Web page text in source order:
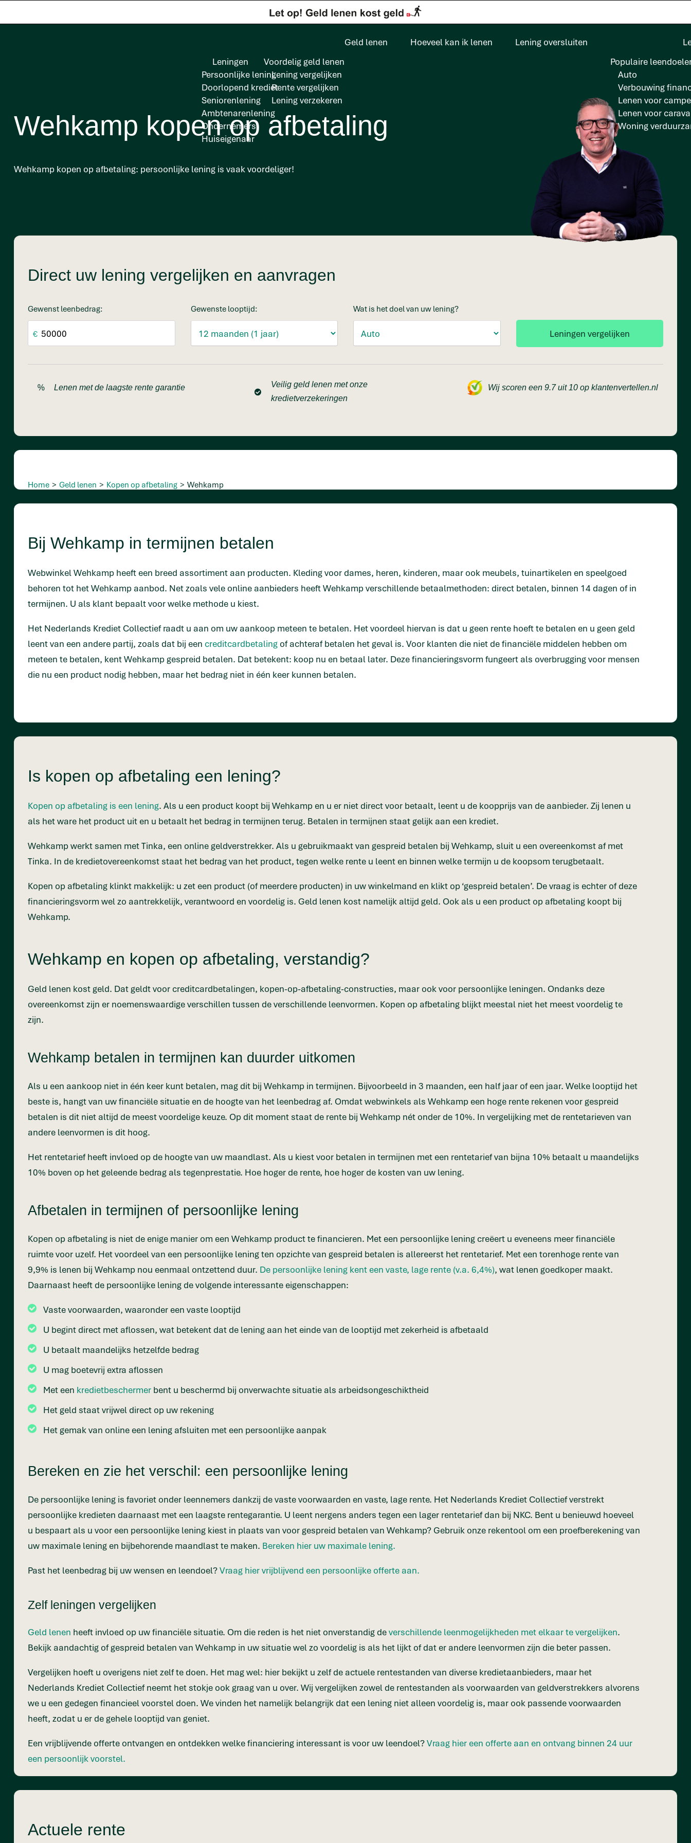
Geld lenen
Leningen
Persoonlijke lening
Doorlopend krediet
Seniorenlening
Ambtenarenlening
Ondernemers
Huiseigenaar
Voordelig geld lenen
Lening vergelijken
Rente vergelijken
Lening verzekeren
Hoeveel kan ik lenen Lening oversluiten
Populaire
Auto
Verbouwing
Lenen voor
Lenen voor
Woning
Wehkamp kopen op afbetaling
Wehkamp kopen op afbetaling: persoonlijke lening is vaak voordeliger!
Direct uw lening vergelijken en aanvragen
Gewenst leenbedrag:
€
Gewenste looptijd: Wat is het doel van uw lening?
Lenen met de laagste rente garantie
Veilig geld lenen met onze
kredietverzekeringen
Wij scoren een 9.7 uit 10 op klantenvertellen.nl
Home > Geld lenen > Kopen op afbetaling > Wehkamp
Bij Wehkamp in termijnen betalen
Webwinkel Wehkamp heeft een breed assortiment aan producten. Kleding voor dames, heren, kinderen, maar ook meubels, tuinartikelen en speelgoed
behoren tot het Wehkamp aanbod. Net zoals vele online aanbieders heeft Wehkamp verschillende betaalmethoden: direct betalen, binnen 14 dagen of in
termijnen. U als klant bepaalt voor welke methode u kiest.
Het Nederlands Krediet Collectief raadt u aan om uw aankoop meteen te betalen. Het voordeel hiervan is dat u geen rente hoeft te betalen en u geen geld
leent van een andere partij, zoals dat bij een creditcardbetaling of achteraf betalen het geval is. Voor klanten die niet de financiële middelen hebben om
meteen te betalen, kent Wehkamp gespreid betalen. Dat betekent: koop nu en betaal later. Deze financieringsvorm fungeert als overbrugging voor mensen
die nu een product nodig hebben, maar het bedrag niet in één keer kunnen betalen.
Is kopen op afbetaling een lening?
Kopen op afbetaling is een lening. Als u een product koopt bij Wehkamp en u er niet direct voor betaalt, leent u de koopprijs van de aanbieder. Zij lenen u
als het ware het product uit en u betaalt het bedrag in termijnen terug. Betalen in termijnen staat gelijk aan een krediet.
Wehkamp werkt samen met Tinka, een online geldverstrekker. Als u gebruikmaakt van gespreid betalen bij Wehkamp, sluit u een overeenkomst af met
Tinka. In de kredietovereenkomst staat het bedrag van het product, tegen welke rente u leent en binnen welke termijn u de koopsom terugbetaalt.
Kopen op afbetaling klinkt makkelijk: u zet een product (of meerdere producten) in uw winkelmand en klikt op ‘gespreid betalen’. De vraag is echter of deze
financieringsvorm wel zo aantrekkelijk, verantwoord en voordelig is. Geld lenen kost namelijk altijd geld. Ook als u een product op afbetaling koopt bij
Wehkamp.
Wehkamp en kopen op afbetaling, verstandig?
Geld lenen kost geld. Dat geldt voor creditcardbetalingen, kopen-op-afbetaling-constructies, maar ook voor persoonlijke leningen. Ondanks deze
overeenkomst zijn er noemenswaardige verschillen tussen de verschillende leenvormen. Kopen op afbetaling blijkt meestal niet het meest voordelig te
zijn.
Wehkamp betalen in termijnen kan duurder uitkomen
Als u een aankoop niet in één keer kunt betalen, mag dit bij Wehkamp in termijnen. Bijvoorbeeld in 3 maanden, een half jaar of een jaar. Welke looptijd het
beste is, hangt van uw financiële situatie en de hoogte van het leenbedrag af. Omdat webwinkels als Wehkamp een hoge rente rekenen voor gespreid
betalen is dit niet altijd de meest voordelige keuze. Op dit moment staat de rente bij Wehkamp nét onder de 10%. In vergelijking met de rentetarieven van
andere leenvormen is dit hoog.
Het rentetarief heeft invloed op de hoogte van uw maandlast. Als u kiest voor betalen in termijnen met een rentetarief van bijna 10% betaalt u maandelijks
10% boven op het geleende bedrag als tegenprestatie. Hoe hoger de rente, hoe hoger de kosten van uw lening.
Afbetalen in termijnen of persoonlijke lening
Kopen op afbetaling is niet de enige manier om een Wehkamp product te financieren. Met een persoonlijke lening creëert u eveneens meer financiële
ruimte voor uzelf. Het voordeel van een persoonlijke lening ten opzichte van gespreid betalen is allereerst het rentetarief. Met een torenhoge rente van
9,9% is lenen bij Wehkamp nou eenmaal ontzettend duur. De persoonlijke lening kent een vaste, lage rente (v.a. 6,4%), wat lenen goedkoper maakt.
Daarnaast heeft de persoonlijke lening de volgende interessante eigenschappen:
Vaste voorwaarden, waaronder een vaste looptijd
U begint direct met aflossen, wat betekent dat de lening aan het einde van de looptijd met zekerheid is afbetaald
U betaalt maandelijks hetzelfde bedrag
U mag boetevrij extra aflossen
Met een kredietbeschermer bent u beschermd bij onverwachte situatie als arbeidsongeschiktheid
Het geld staat vrijwel direct op uw rekening
Het gemak van online een lening afsluiten met een persoonlijke aanpak
Bereken en zie het verschil: een persoonlijke lening
De persoonlijke lening is favoriet onder leennemers dankzij de vaste voorwaarden en vaste, lage rente. Het Nederlands Krediet Collectief verstrekt
persoonlijke kredieten daarnaast met een laagste rentegarantie. U leent nergens anders tegen een lager rentetarief dan bij NKC. Bent u benieuwd hoeveel
u bespaart als u voor een persoonlijke lening kiest in plaats van voor gespreid betalen van Wehkamp? Gebruik onze rekentool om een proefberekening van
uw maximale lening en bijbehorende maandlast te maken. Bereken hier uw maximale lening.
Past het leenbedrag bij uw wensen en leendoel?Vraag hier vrijblijvend een persoonlijke offerte aan.
Zelf leningen vergelijken
Geld lenen heeft invloed op uw financiële situatie. Om die reden is het niet onverstandig deverschillende leenmogelijkheden met elkaar te vergelijken.
Bekijk aandachtig of gespreid betalen van Wehkamp in uw situatie wel zo voordelig is als het lijkt of dat er andere leenvormen zijn die beter passen.
Vergelijken hoeft u overigens niet zelf te doen. Het mag wel: hier bekijkt u zelf de actuele rentestanden van diverse kredietaanbieders, maar het
Nederlands Krediet Collectief neemt het stokje ook graag van u over. Wij vergelijken zowel de rentestanden als voorwaarden van geldverstrekkers alvorens
we u een gedegen financieel voorstel doen. We vinden het namelijk belangrijk dat een lening niet alleen voordelig is, maar ook passende voorwaarden
heeft, zodat u er de gehele looptijd van geniet.
Een vrijblijvende offerte ontvangen en ontdekken welke financiering interessant is voor uw leendoel?Vraag hier een offerte aan en ontvang binnen 24 uur
een persoonlijk voorstel.
Actuele rente